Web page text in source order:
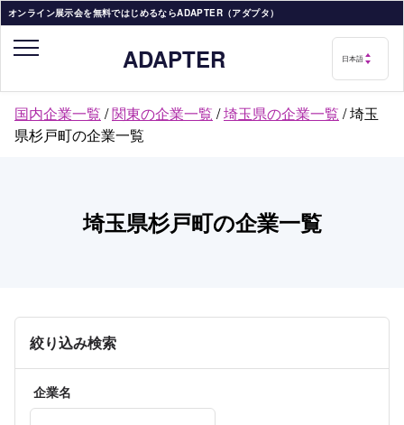
オンライン展示会を無料ではじめるならADAPTER（アダプタ）
ADAPTER
国内企業一覧 /関東の企業一覧 /埼玉県の企業一覧 /埼玉
県杉戸町の企業一覧
埼玉県杉戸町の企業一覧
絞り込み検索
企業名